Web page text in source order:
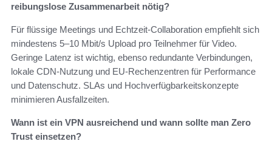
reibungslose Zusammenarbeit nötig?
Für flüssige Meetings und Echtzeit-Collaboration empfiehlt sich
mindestens 5–10 Mbit/s Upload pro Teilnehmer für Video.
Geringe Latenz ist wichtig, ebenso redundante Verbindungen,
lokale CDN-Nutzung und EU-Rechenzentren für Performance
und Datenschutz. SLAs und Hochverfügbarkeitskonzepte
minimieren Ausfallzeiten.
Wann ist ein VPN ausreichend und wann sollte man Zero
Trust einsetzen?